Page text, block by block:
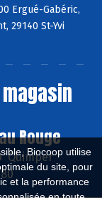
Biocoop utilise
du site, pour
et la performance
Ergué-Gabéric,
29140 St-Yvi
Rouge
Quimper